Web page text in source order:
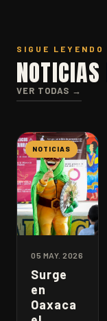
SIGUE LEYENDO
NOTICIAS
VER TODAS →
NOTICIAS
05 MAY. 2026
Surge
en
Oaxaca